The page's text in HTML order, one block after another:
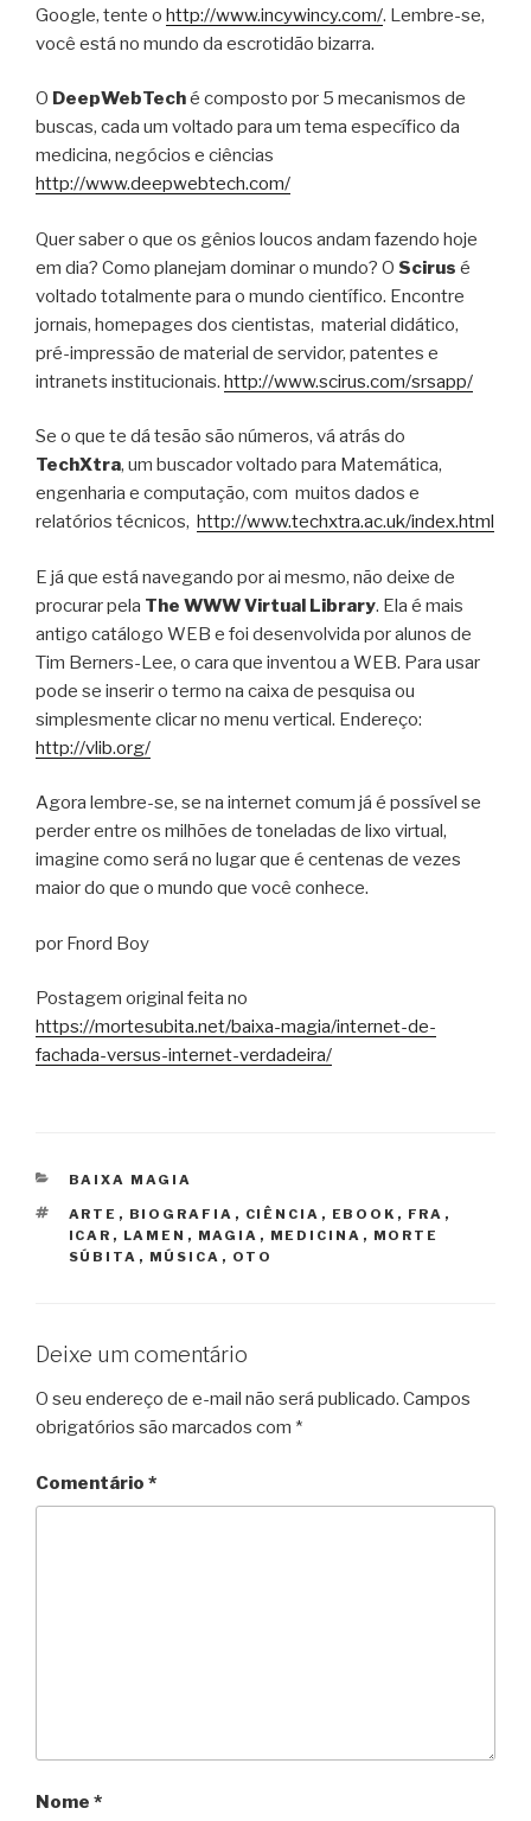
Google, tente o http://www.incywincy.com/. Lembre-se,
você está no mundo da escrotidão bizarra.
O DeepWebTeché composto por 5 mecanismos de
buscas, cada um voltado para um tema específico da
medicina, negócios e ciências
http://www.deepwebtech.com/
Quer saber o que os gênios loucos andam fazendo hoje
em dia? Como planejam dominar o mundo? O Scirus é
voltado totalmente para o mundo científico. Encontre
jornais, homepages dos cientistas, material didático,
pré-impressão de material de servidor, patentes e
intranets institucionais. http://www.scirus.com/srsapp/
Se o que te dá tesão são números, vá atrás do
TechXtra, um buscador voltado para Matemática,
engenharia e computação, com muitos dados e
relatórios técnicos, http://www.techxtra.ac.uk/index.html
E já que está navegando por ai mesmo, não deixe de
procurar pela The WWW Virtual Library. Ela é mais
antigo catálogo WEB e foi desenvolvida por alunos de
Tim Berners-Lee, o cara que inventou a WEB. Para usar
pode se inserir o termo na caixa de pesquisa ou
simplesmente clicar no menu vertical. Endereço:
http://vlib.org/
Agora lembre-se, se na internet comum já é possível se
perder entre os milhões de toneladas de lixo virtual,
imagine como será no lugar que é centenas de vezes
maior do que o mundo que você conhece.
por Fnord Boy
Postagem original feita no
https://mortesubita.net/baixa-magia/internet-de-
fachada-versus-internet-verdadeira/
CATEGORIAS
BAIXA MAGIA
TAGS
ARTE , BIOGRAFIA , CIÊNCIA , EBOOK , FRA ,
ICAR , LAMEN , MAGIA , MEDICINA , MORTE
SÚBITA , MÚSICA , OTO
Deixe um comentário
O seu endereço de e-mail não será publicado. Campos
obrigatórios são marcados com *
Comentário *
Nome *